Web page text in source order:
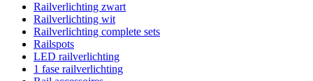
Railverlichting zwart
Railverlichting wit
Railverlichting complete sets
Railspots
LED railverlichting
1 fase railverlichting